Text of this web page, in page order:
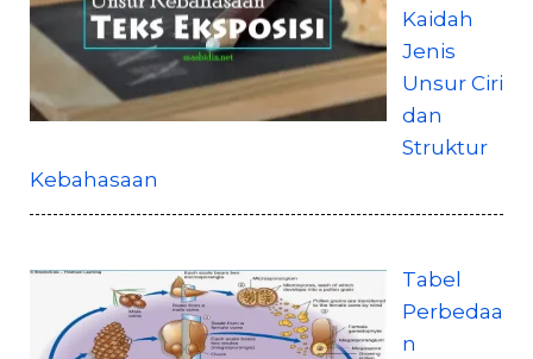
Kaidah
Jenis
Unsur Ciri
dan
Struktur
Kebahasaan
Tabel
Perbedaa
n